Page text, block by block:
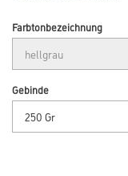
Farbtonbezeichnung
Gebinde